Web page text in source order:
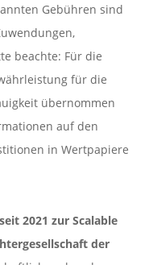
Gebühren sind
beachte: Für die
für die
übernommen
auf den
in Wertpapiere
2021 zur Scalable
der